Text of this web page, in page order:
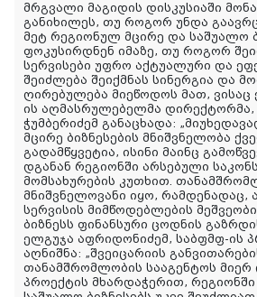
მრგვალი მაგიდის დისკუსიაში
განიხილეს, თუ როგორ უნდა
მეტ რეგიონულ მცირე და საშუალო
ფოკუსირდნენ იმაზე, თუ როგორ
სერვისები უფრო აქტუალური და
შეიძლება შეიქმნას სინერგია და
ღირებულება მიეწოდოს მათ, ვისაც
ის აღმასრულებელმა დირექტორმა,
ჭუმბერიძემ განაცხადა: „
მცირე ბიზნესების მნიშვნელობა
გადამწყვეტია, ისინი მაინც
დგანან რეგიონში არსებული
მომსახურების კუთხით.
მნიშვნელოვანი იყო, რამდენადაც,
სერვისის მიმწოდებლების
ბიზნესს ფინანსური ცოდნის
ელგუჯა აფრიდონიძემ, საბფმფ-ის
აღნიშნა: „შვეიცარიის
თანამშრომლობის სააგენტოს მიერ
პროექტის მხარდაჭერით, რეგიონში